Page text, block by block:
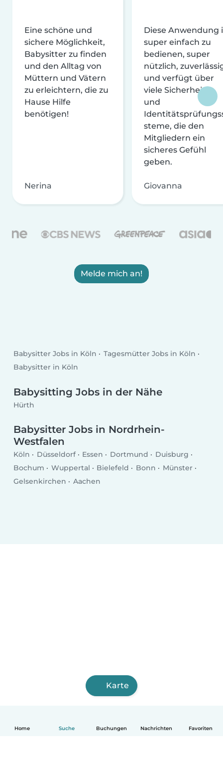
Home Suche Buchungen Nachrichten Favoriten
Eine schöne und
sichere Möglichkeit,
Babysitter zu finden
und den Alltag von
Müttern und Vätern
zu erleichtern, die zu
Hause Hilfe
benötigen!
Nerina
Diese Anwendung
super einfach zu
bedienen, super
nützlich,
und verfügt über
viele Sicherheits-
und
steme, die den
Mitgliedern ein
sicheres Gefühl
geben.
Giovanna
Melde mich an!
Babysitter Jobs in Köln
Tagesmütter Jobs in Köln
Babysitter in Köln
Babysitting Jobs in der Nähe
Hürth
Babysitter Jobs in Nordrhein-
Westfalen
Köln Düsseldorf Essen Dortmund
Duisburg
Bochum
Wuppertal Bielefeld Bonn
Münster
Gelsenkirchen
Aachen
Karte